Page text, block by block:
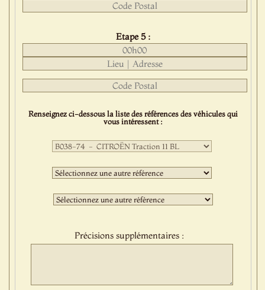
Etape 5 :
Renseignez ci-dessous la liste des références des véhicules qui
vous intéressent :
Première
sélection
:Deuxième
sélection
:Troisième
sélection
Précisions supplémentaires :